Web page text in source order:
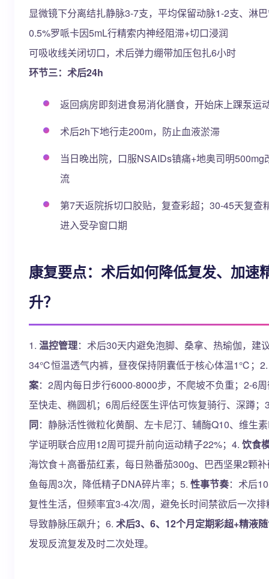
显微镜下分离结扎静脉3-7支，平均保留动脉1-2支、淋
0.5%罗哌卡因5mL行精索内神经阻滞+切口浸润
可吸收线关闭切口，术后弹力绷带加压包扎6小时
环节三：术后24h
返回病房即刻进食易消化膳食，开始床上踝泵运
术后2h下地行走200m，防止血液淤滞
当日晚出院，口服NSAIDs镇痛+地奥司明500mg
流
第7天返院拆切口胶贴，复查彩超；30-45天复查
进入受孕窗口期
康复要点：术后如何降低复发、加速
升？
1. 温控管理：术后30天内避免泡脚、桑拿、热瑜伽，建
34℃恒温透气内裤，昼夜保持阴囊低于核心体温1℃；
案：2周内每日步行6000-8000步，不爬坡不负重；2-6
至快走、椭圆机；6周后经医生评估可恢复骑行、深蹲
同：静脉活性微粒化黄酮、左卡尼汀、辅酶Q10、维生
学证明联合应用12周可提升前向运动精子22%；4. 饮食
海饮食＋高番茄红素，每日熟番茄300g、巴西坚果2颗
鱼每周3次，降低精子DNA碎片率；5. 性事节奏：术后
复性生活，但频率宜3-4次/周，避免长时间禁欲后一次
导致静脉压飙升；6. 术后3、6、12个月定期彩超+精液
发现反流复发及时二次处理。